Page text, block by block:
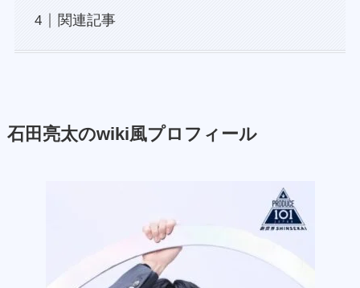
関連記事
石田亮太のwiki風プロフィール